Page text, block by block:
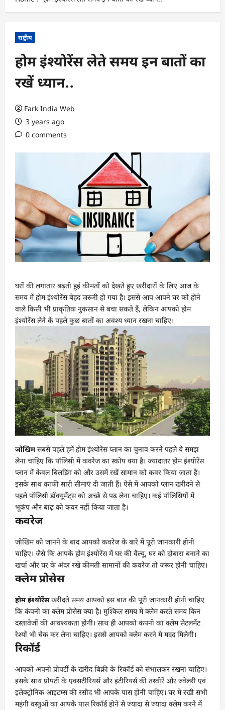
राष्ट्रीय
होम इंश्योरेंस लेते समय इन बातों का
रखें ध्यान..
Fark India Web
3 years ago
0 comments
घरों की लगातार बढ़ती हुई कीमतों को देखते हुए खरीदारों के लिए आज के
समय में होम इंश्योरेंस बेहद जरूरी हो गया है। इससे आप आपने घर को होने
वाले किसी भी प्राकृतिक नुकसान से बचा सकते हैं, लेकिन आपको होम
इंश्योरेंस लेने के पहले कुछ बातों का अवश्य ध्यान रखना चाहिए।
जोखिमसबसे पहले हमें होम इंश्योरेंस प्लान का चुनाव करने पहले ये समझ
लेना चाहिए कि पॉलिसी में कवरेज का स्कोप क्या है। ज्यादातर होम इंश्योरेंस
प्लान में केवल बिलडिंग को और उसमें रखें सामान को कवर किया जाता है।
इसके साथ काफी सारी सीमाएं दी जाती हैं। ऐसे में आपको प्लान खरीदने से
पहले पॉलिसी डॉक्यूमेंट्स को अच्छे से पढ़ लेना चाहिए। कई पॉलिसियों में
भूकंप और बाढ़ को कवर नहीं किया जाता है।
कवरेज
जोखिम को जानने के बाद आपको कवरेज के बारे में पूरी जानकारी होनी
चाहिए। जैसे कि आपके होम इंश्योरेंस में घर की वैल्यू, घर को दोबारा बनाने का
खर्चा और घर के अंदर रखे कीमती सामानों की कवरेज तो जरूर होनी चाहिए।
क्लेम प्रोसेस
होम इंश्योरेंसखरीदते समय आपको इस बात की पूरी जानकारी होनी चाहिए
कि कंपनी का क्लेम प्रोसेस क्या है। मुश्किल समय में क्लेम करते समय किन
दस्तावेजों की आवश्यकता होगी। साथ ही आपको कंपनी का क्लेम सेटलमेंट
रेश्यों भी चेक कर लेना चाहिए। इससे आपको क्लेम करने मे मदद मिलेगी।
रिकॉर्ड
आपको अपनी प्रोपर्टी के खरीद बिक्री के रिकॉर्ड को संभालकर रखना चाहिए।
इसके साथ प्रोपर्टी के एक्सटीरियर्स और इंटीरियर्स की तस्वीरें और ज्वेलरी एवं
इलेक्ट्रोनिक आइटम्स की रसीद भी आपके पास होनी चाहिए। घर में रखी सभी
महंगी वस्तुओं का आपके पास रिकॉर्ड होने से ज्यादा से ज्यादा क्लेम करने में